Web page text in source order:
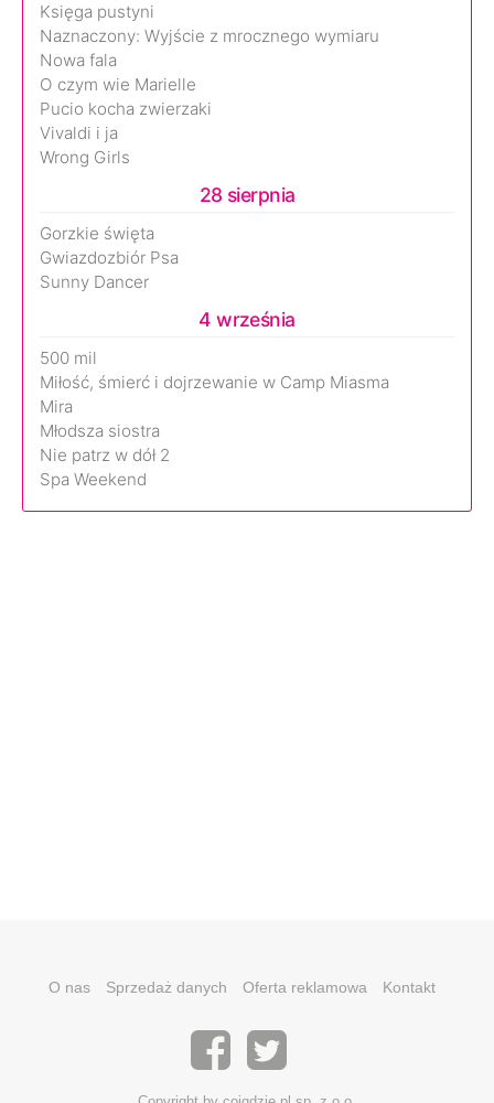
Księga pustyni
Naznaczony: Wyjście z mrocznego wymiaru
Nowa fala
O czym wie Marielle
Pucio kocha zwierzaki
Vivaldi i ja
Wrong Girls
28 sierpnia
Gorzkie święta
Gwiazdozbiór Psa
Sunny Dancer
4 września
500 mil
Miłość, śmierć i dojrzewanie w Camp Miasma
Mira
Młodsza siostra
Nie patrz w dół 2
Spa Weekend
O nas Sprzedaż danych Oferta reklamowa Kontakt